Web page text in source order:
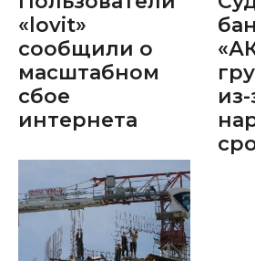
«lovit»
сообщили о
масштабном
сбое
интернета
из-